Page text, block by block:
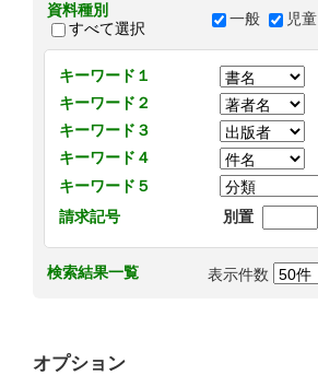
資料種別
すべて選択
一般 児童
キーワード１
キーワード２
キーワード３
キーワード４
キーワード５
請求記号
別置
検索結果一覧 表示件数
オプション